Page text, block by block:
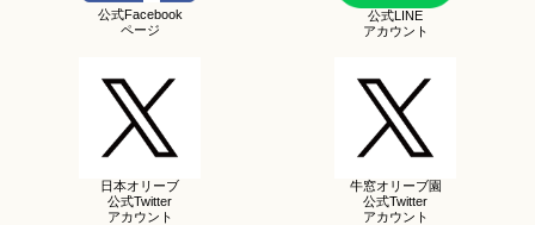
公式Facebook
ページ
公式LINE
アカウント
日本オリーブ
公式Twitter
アカウント
牛窓オリーブ園
公式Twitter
アカウント